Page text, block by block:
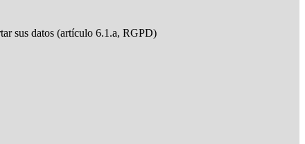
sus datos (artículo 6.1.a, RGPD)